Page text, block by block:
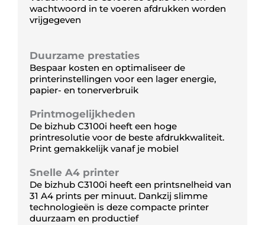
wachtwoord in te voeren afdrukken worden
vrijgegeven
Duurzame prestaties
Bespaar kosten en optimaliseer de
printerinstellingen voor een lager energie,
papier- en tonerverbruik
Printmogelijkheden
De bizhub C3100i heeft een hoge
printresolutie voor de beste afdrukkwaliteit.
Print gemakkelijk vanaf je mobiel
Snelle A4 printer
De bizhub C3100i heeft een printsnelheid van
31 A4 prints per minuut. Dankzij slimme
technologieën is deze compacte printer
duurzaam en productief